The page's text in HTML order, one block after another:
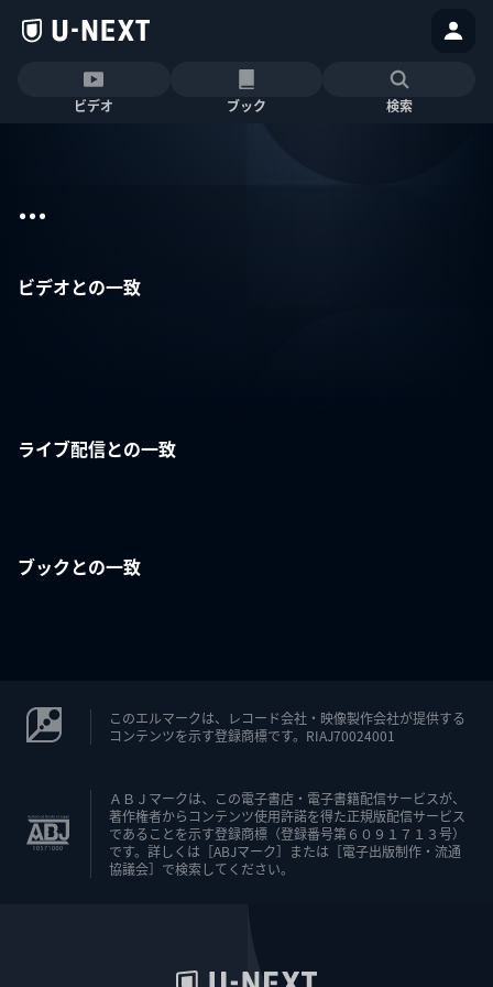
ビデオ ブック 検索
...
ビデオとの一致
ライブ配信との一致
ブックとの一致
このエルマークは、レコード会社・映像製作会社が提供する
コンテンツを示す登録商標です。RIAJ70024001
ＡＢＪマークは、この電子書店・電子書籍配信サービスが、
著作権者からコンテンツ使用許諾を得た正規版配信サービス
であることを示す登録商標（登録番号第６０９１７１３号）
です。詳しくは［ABJマーク］または［電子出版制作・流通
協議会］で検索してください。